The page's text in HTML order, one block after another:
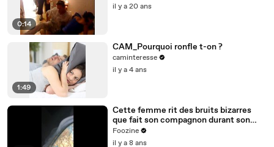
0:14
il y a 20 ans
1:49
CAM_Pourquoi ronfle t-on ?
caminteresse
il y a 4 ans
Cette femme rit des bruits bizarres
que fait son compagnon durant son
sommeil
Foozine
il y a 8 ans